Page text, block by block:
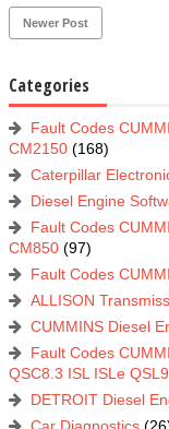
Newer Post
Categories
Fault Codes
CM2150 (168)
Caterpillar
Diesel Engine
Fault Codes
CM850 (97)
Fault Codes
ALLISON
CUMMINS Diesel
Fault Codes
QSC8.3 ISL ISLe
DETROIT Diesel